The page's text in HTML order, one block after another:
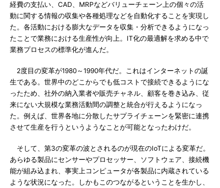
経費の支払い、CAD、MRPなどバリューチェーン上の個々の活
動に関する情報の収集や各種処理などを自動化することを実現し
た。各活動における膨大なデータを収集・分析できるようになっ
たことで業務における生産性が向上。IT化の最適解を求める中で
業務プロセスの標準化が進んだ。
2度目の変革が1980～1990年代だ。これはインターネットの誕
生である。世界中のどこからでも低コストで接続できるようにな
ったため、社外の納入業者や販売チャネル、顧客を巻き込み、従
来にない大規模な業務活動間の調整と統合が行えるようになっ
た。例えば、世界各地に分散したサプライチェーンを緊密に連携
させて生産を行うというようなことが可能となったわけだ。
そして、第3の変革の波とされるのが現在のIoTによる変革だ。
あらゆる製品にセンサーやプロセッサー、ソフトウェア、接続機
能が組み込まれ、事実上コンピュータが各製品に内蔵されている
ような状況になった。しかもこのつながるということを生かし、